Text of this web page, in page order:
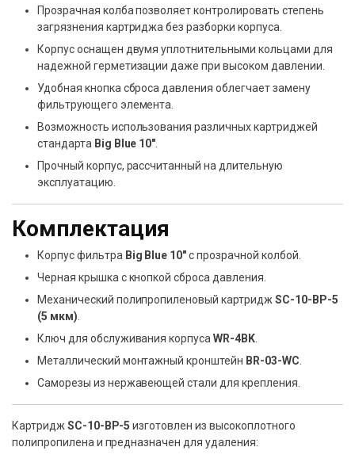
Прозрачная колба позволяет контролировать степень
загрязнения картриджа без разборки корпуса.
Корпус оснащен двумя уплотнительными кольцами для
надежной герметизации даже при высоком давлении.
Удобная кнопка сброса давления облегчает замену
фильтрующего элемента.
Возможность использования различных картриджей
стандарта Big Blue 10″
Прочный корпус, рассчитанный на длительную
эксплуатацию.
Комплектация
Корпус фильтра Big Blue 10″с прозрачной колбой.
Черная крышка с кнопкой сброса давления.
Механический полипропиленовый картридж SC-10-BP-5
(5 мкм)
Ключ для обслуживания корпусаWR-4BK.
Металлический монтажный кронштейн BR-03-WC
Саморезы из нержавеющей стали для крепления.
Картридж SC-10-BP-5 изготовлен из высокоплотного
полипропилена и предназначен для удаления: